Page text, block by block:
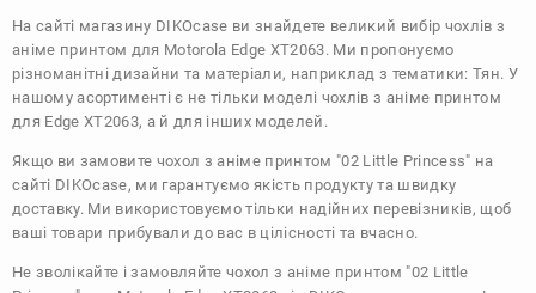
На сайті магазину DIKOcase ви знайдете великий вибір чохлів з
аніме принтом для Motorola Edge XT2063. Ми пропонуємо
різноманітні дизайни та матеріали, наприклад з тематики:Тян. У
нашому асортименті є не тільки моделі чохлів з аніме принтом
для Edge XT2063, а й для інших моделей.
Якщо ви замовите чохол з аніме принтом "02 Little Princess" на
сайті DIKOcase, ми гарантуємо якість продукту та швидку
доставку. Ми використовуємо тільки надійних перевізників, щоб
ваші товари прибували до вас в цілісності та вчасно.
Не зволікайте і замовляйте чохол з аніме принтом "02 Little